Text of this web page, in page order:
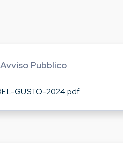
Pubblico
GUSTO-2024.pdf